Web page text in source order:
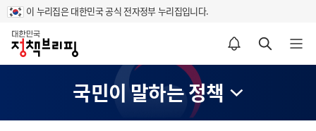
이 누리집은 대한민국 공식 전자정부 누리집입니다.
홈
알림설정 바로가기 검색 바로가기 메뉴 열기
국민이 말하는 정책